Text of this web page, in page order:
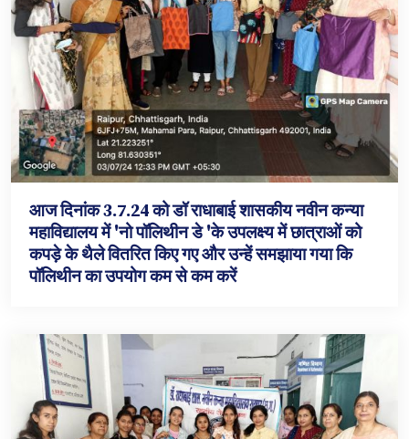
आज दिनांक 3.7.24 को डॉ राधाबाई शासकीय नवीन कन्या
महाविद्यालय में 'नो पॉलिथीन डे 'के उपलक्ष्य में छात्राओं को
कपड़े के थैले वितरित किए गए और उन्हें समझाया गया कि
पॉलिथीन का उपयोग कम से कम करें